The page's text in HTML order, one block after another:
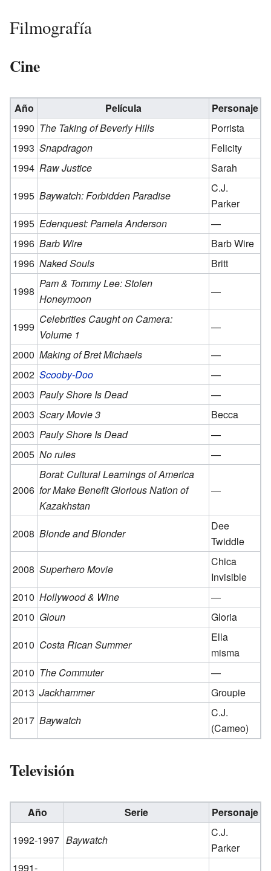
Filmografía
Cine
Año Película
Personaje
1990 The Taking of Beverly Hills
Porrista
1993 Snapdragon
Felicity
1994 Raw Justice
Sarah
1995 Baywatch: Forbidden Paradise
C.J.
Parker
1995 Edenquest: Pamela Anderson
—
1996 Barb Wire
Barb Wire
1996 Naked Souls
Britt
1998
Pam & Tommy Lee: Stolen
Honeymoon
—
1999
Celebrities Caught on Camera:
Volume 1
—
2000 Making of Bret Michaels
—
2002 Scooby-Doo
—
2003 Pauly Shore Is Dead
—
2003 Scary Movie 3
Becca
2003 Pauly Shore Is Dead
—
2005 No rules —
2006
Borat: Cultural Learnings of America
for Make Benefit Glorious Nation of
Kazakhstan
—
2008 Blonde and Blonder
Dee
Twiddle
2008 Superhero Movie
Chica
Invisible
2010 Hollywood & Wine
—
2010 Gloun
Gloria
2010 Costa Rican Summer
Ella
misma
2010 The Commuter
—
2013 Jackhammer
Groupie
2017 Baywatch
C.J.
(Cameo)
Televisión
Año Serie
Personaje
1992-1997 Baywatch
C.J.
Parker
1991-